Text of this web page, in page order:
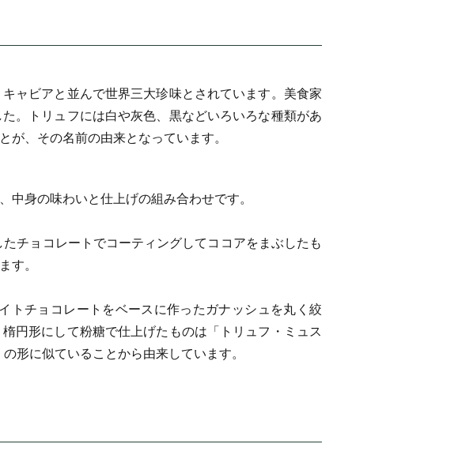
ャビアと並んで世界三大珍味とされています。美食家
。トリュフには白や灰色、黒などいろいろな種類があ
が、その名前の由来となっています。
中身の味わいと仕上げの組み合わせです。
チョコレートでコーティングしてココアをまぶしたも
す。
トチョコレートをベースに作ったガナッシュを丸く絞
円形にして粉糖で仕上げたものは「トリュフ・ミュス
形に似ていることから由来しています。